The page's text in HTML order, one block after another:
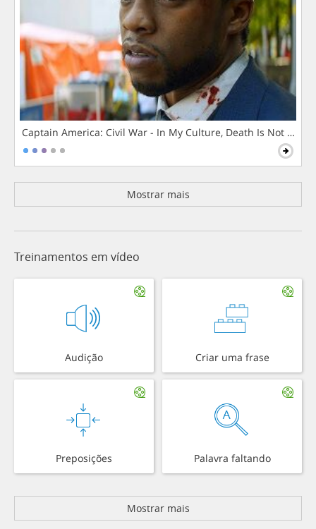
Captain America: Civil War - In My Culture, Death Is Not The
Mostrar mais
Treinamentos em vídeo
Audição Criar uma frase
Preposições Palavra faltando
Mostrar mais